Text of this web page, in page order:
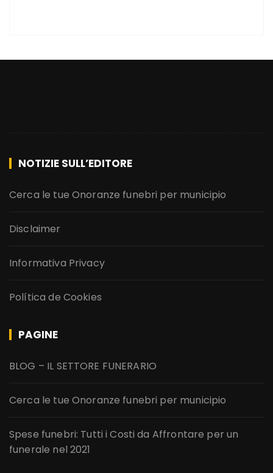
NOTIZIE SULL’EDITORE
Cerca le tue Onoranze funebri per municipio
Disclaimer
Informativa Privacy
Política de Cookies
PAGINE
BLOG – IL SETTORE FUNERARIO
Cerca le tue Onoranze funebri per municipio
Spese funebri: Tutti i Costi da Affrontare per un
funerale nel 2021